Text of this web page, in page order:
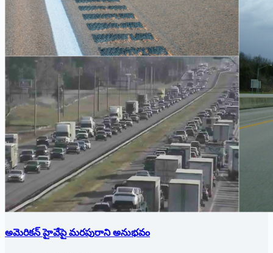
అమెరికన్ హైవేపై మ‌ర‌పురాని అనుభ‌వం